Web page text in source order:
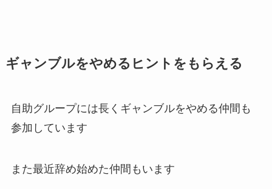
ギャンブルをやめるヒントをもらえる
自助グループには長くギャンブルをやめる仲間も
参加しています
また最近辞め始めた仲間もいます